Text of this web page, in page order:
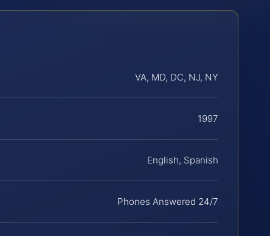
VA, MD, DC, NJ, NY
1997
English, Spanish
Phones Answered 24/7